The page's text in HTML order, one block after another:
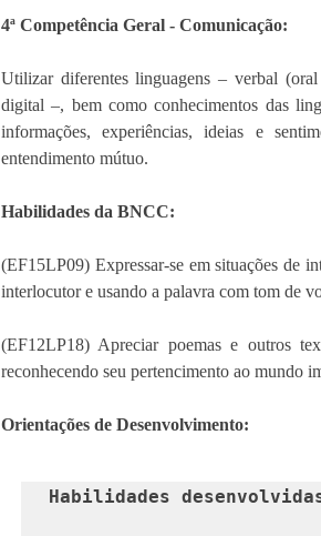
4ª Competência Geral - Comunicação:
Utilizar diferentes linguagens – verbal
digital –, bem como conhecimentos das
informações, experiências, ideias e
entendimento mútuo.
Habilidades da BNCC:
(EF15LP09) Expressar-se em situações de
interlocutor e usando a palavra com tom de
(EF12LP18) Apreciar poemas e outros
reconhecendo seu pertencimento ao mundo
Orientações de Desenvolvimento:
Habilidades